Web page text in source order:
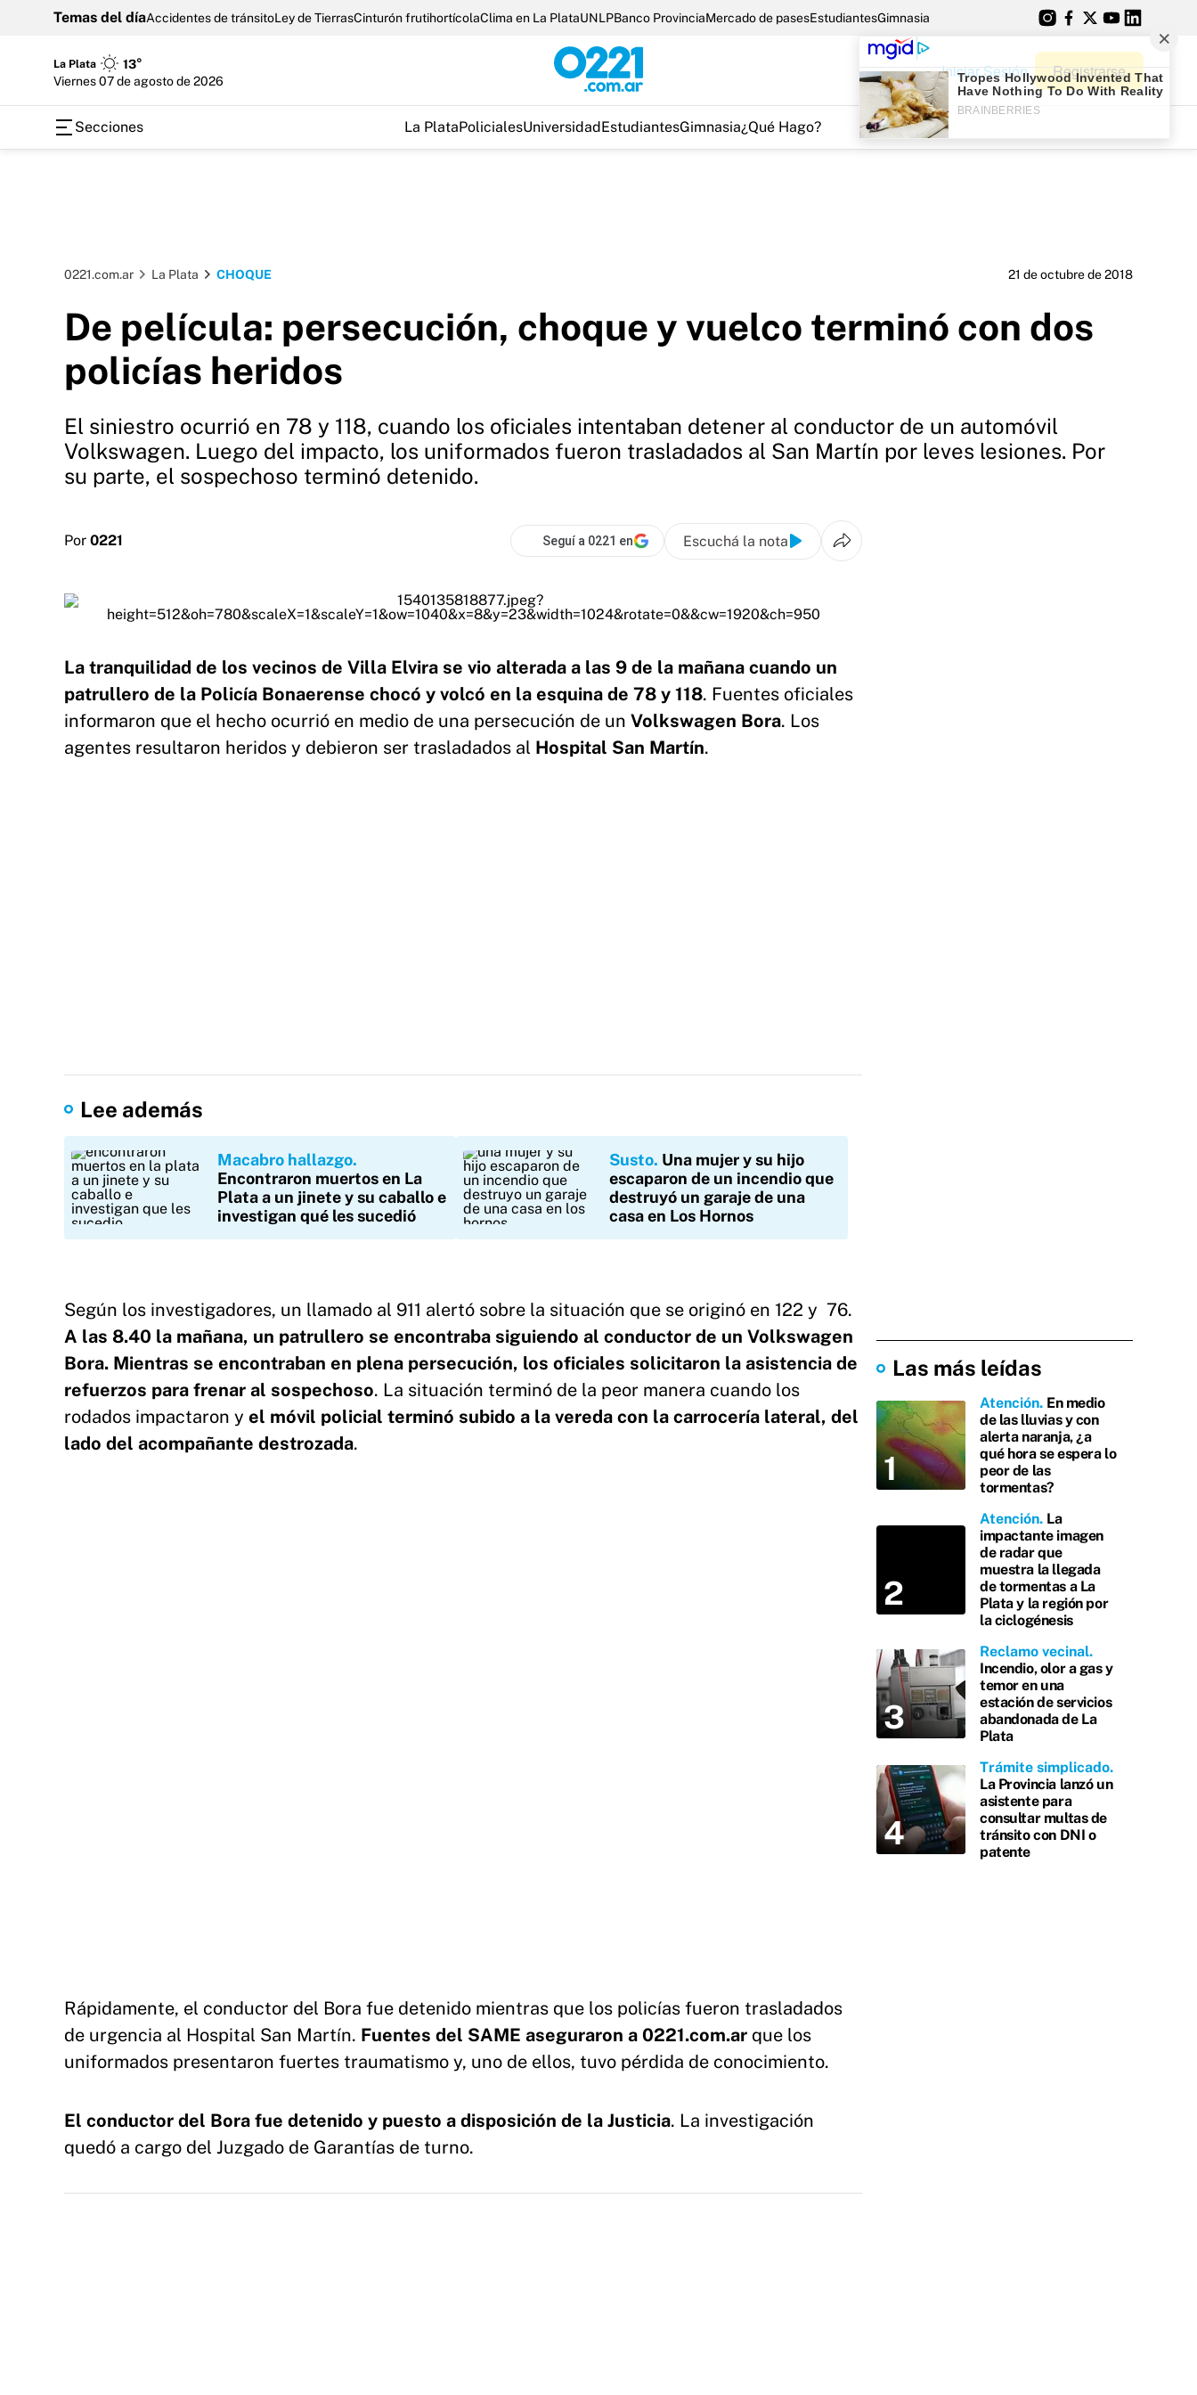
Temas del díaAccidentes de tránsitoLey de TierrasCinturón frutihortícolaClima en La PlataUNLPBanco ProvinciaMercado de pasesEstudiantesGimnasia
La Plata
13°
viernes 07 de agosto de 2026
Iniciar Sesión Registrarse
Secciones La PlataPolicialesUniversidadEstudiantesGimnasia¿Qué Hago?
0221.com.ar La Plata CHOQUE 21 de octubre de 2018
De película: persecución, choque y vuelco terminó con dos
policías heridos
El siniestro ocurrió en 78 y 118, cuando los oficiales intentaban detener al conductor de un automóvil
Volkswagen. Luego del impacto, los uniformados fueron trasladados al San Martín por leves lesiones. Por
su parte, el sospechoso terminó detenido.
Por 0221 Seguí a 0221 en Escuchá la nota
La tranquilidad de los vecinos de Villa Elvira se vio alterada a las 9 de la mañana cuando un
patrullero de la Policía Bonaerense chocó y volcó en la esquina de 78 y 118. Fuentes oficiales
informaron que el hecho ocurrió en medio de una persecución de un Volkswagen Bora. Los
agentes resultaron heridos y debieron ser trasladados al Hospital San Martín.
Lee además
Macabro hallazgo
Encontraron muertos en La
Plata a un jinete y su caballo e
investigan qué les sucedió
Susto Una mujer y su hijo
escaparon de un incendio que
destruyó un garaje de una
casa en Los Hornos
Según los investigadores, un llamado al 911 alertó sobre la situación que se originó en 122 y 76.
A las 8.40 la mañana, un patrullero se encontraba siguiendo al conductor de un Volkswagen
Bora. Mientras se encontraban en plena persecución, los oficiales solicitaron la asistencia de
refuerzos para frenar al sospechoso. La situación terminó de la peor manera cuando los
rodados impactaron y el móvil policial terminó subido a la vereda con la carrocería lateral, del
lado del acompañante destrozada.
Rápidamente, el conductor del Bora fue detenido mientras que los policías fueron trasladados
de urgencia al Hospital San Martín. Fuentes del SAME aseguraron a 0221.com.ar que los
uniformados presentaron fuertes traumatismo y, uno de ellos, tuvo pérdida de conocimiento.
El conductor del Bora fue detenido y puesto a disposición de la Justicia. La investigación
quedó a cargo del Juzgado de Garantías de turno.
Las más leídas
Atención En medio
de las lluvias y con
alerta naranja, ¿a
qué hora se espera lo
peor de las
tormentas?
Atención La
impactante imagen
de radar que
muestra la llegada
de tormentas a La
Plata y la región por
la ciclogénesis
Reclamo vecinal
Incendio, olor a gas y
temor en una
estación de servicios
abandonada de La
Plata
Trámite simplicado
La Provincia lanzó un
asistente para
consultar multas de
tránsito con DNI o
patente